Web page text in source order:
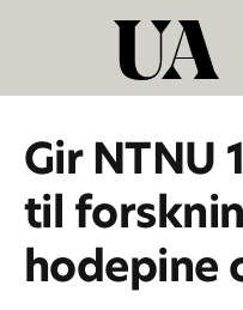
Gir NTNU
til
hodepine